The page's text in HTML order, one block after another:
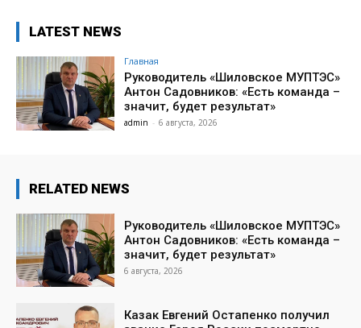
LATEST NEWS
Главная
Руководитель «Шиловское МУПТЭС»
Антон Садовников: «Есть команда –
значит, будет результат»
admin - 6 августа, 2026
RELATED NEWS
Руководитель «Шиловское МУПТЭС»
Антон Садовников: «Есть команда –
значит, будет результат»
6 августа, 2026
Казак Евгений Остапенко получил